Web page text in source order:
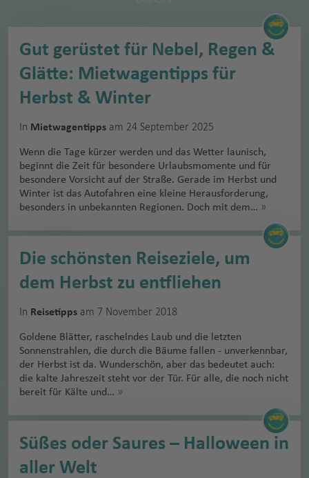
Gut gerüstet für Nebel, Regen &
Glätte: Mietwagentipps für
Herbst & Winter
In Mietwagentipps am 24 September 2025
Wenn die Tage kürzer werden und das Wetter launisch,
beginnt die Zeit für besondere Urlaubsmomente und für
besondere Vorsicht auf der Straße. Gerade im Herbst und
Winter ist das Autofahren eine kleine Herausforderung,
besonders in unbekannten Regionen. Doch mit dem… »
Die schönsten Reiseziele, um
dem Herbst zu entfliehen
In Reisetipps am 7 November 2018
Goldene Blätter, raschelndes Laub und die letzten
Sonnenstrahlen, die durch die Bäume fallen - unverkennbar,
der Herbst ist da. Wunderschön, aber das bedeutet auch:
die kalte Jahreszeit steht vor der Tür. Für alle, die noch nicht
bereit für Kälte und… »
Süßes oder Saures – Halloween in
aller Welt